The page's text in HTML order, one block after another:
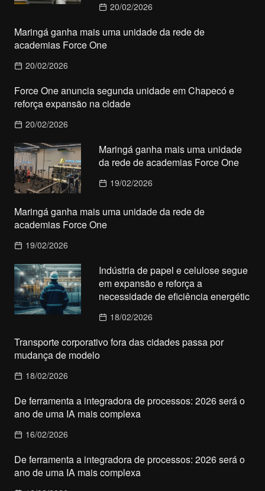
20/02/2026
Maringá ganha mais uma unidade da rede de
academias Force One
20/02/2026
Force One anuncia segunda unidade em Chapecó e
reforça expansão na cidade
20/02/2026
Maringá ganha mais uma unidade
da rede de academias Force One
19/02/2026
Maringá ganha mais uma unidade da rede de
academias Force One
19/02/2026
Indústria de papel e celulose segue
em expansão e reforça a
necessidade de eficiência energétic
18/02/2026
Transporte corporativo fora das cidades passa por
mudança de modelo
18/02/2026
De ferramenta a integradora de processos: 2026 será o
ano de uma IA mais complexa
16/02/2026
De ferramenta a integradora de processos: 2026 será o
ano de uma IA mais complexa